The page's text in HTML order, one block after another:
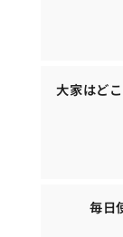
大家はど
毎日